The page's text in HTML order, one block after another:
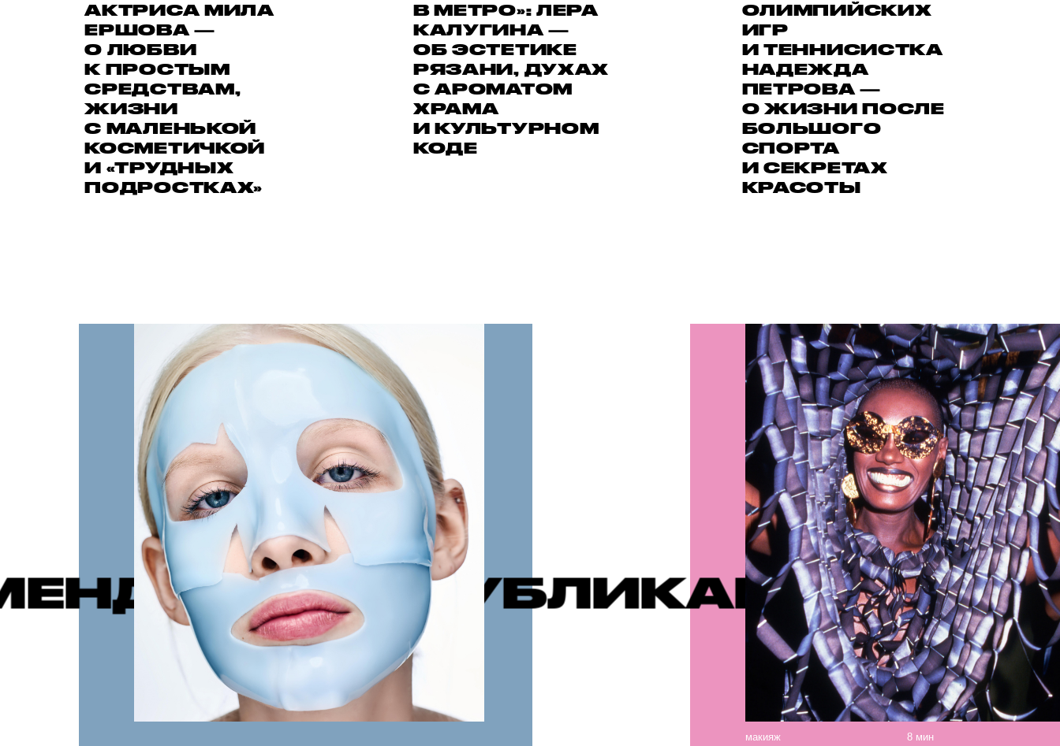
АКТРИСА МИЛА
ЕРШОВА —
О ЛЮБВИ
К ПРОСТЫМ
СРЕДСТВАМ,
ЖИЗНИ
С МАЛЕНЬКОЙ
КОСМЕТИЧКОЙ
И «ТРУДНЫХ
ПОДРОСТКАХ»
В МЕТРО»: ЛЕРА
КАЛУГИНА —
ОБ ЭСТЕТИКЕ
РЯЗАНИ, ДУХАХ
С АРОМАТОМ
ХРАМА
И КУЛЬТУРНОМ
КОДЕ
ОЛИМПИЙСКИХ
ИГР
И ТЕННИСИСТКА
НАДЕЖДА
ПЕТРОВА —
О ЖИЗНИ ПОСЛЕ
БОЛЬШОГО
СПОРТА
И СЕКРЕТАХ
КРАСОТЫ
ПУБЛИКАЦИИ
макияж 8 мин